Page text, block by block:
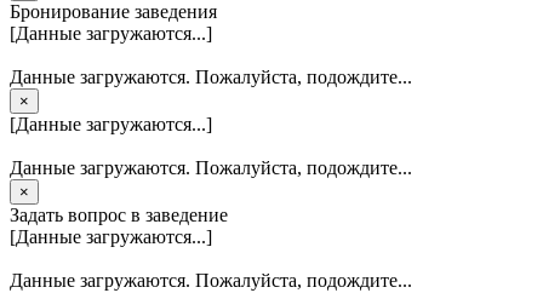
Бронирование заведения
[Данные загружаются...]
Данные загружаются. Пожалуйста, подождите...
×
[Данные загружаются...]
Данные загружаются. Пожалуйста, подождите...
×
Задать вопрос в заведение
[Данные загружаются...]
Данные загружаются. Пожалуйста, подождите...